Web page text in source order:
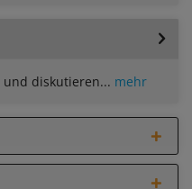
diskutieren... mehr